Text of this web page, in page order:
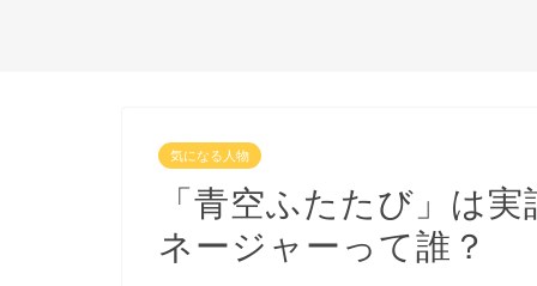
気になる人物
「青空ふたたび」は
ネージャーって誰？